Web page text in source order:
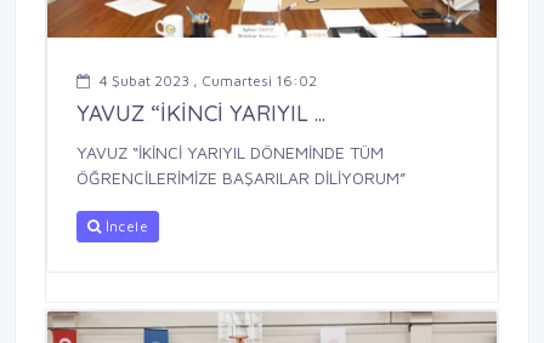
4 Şubat 2023 , Cumartesi 16:02
YAVUZ “İKİNCİ YARIYIL ...
YAVUZ “İKİNCİ YARIYIL DÖNEMİNDE TÜM
ÖĞRENCİLERİMİZE BAŞARILAR DİLİYORUM”
İncele